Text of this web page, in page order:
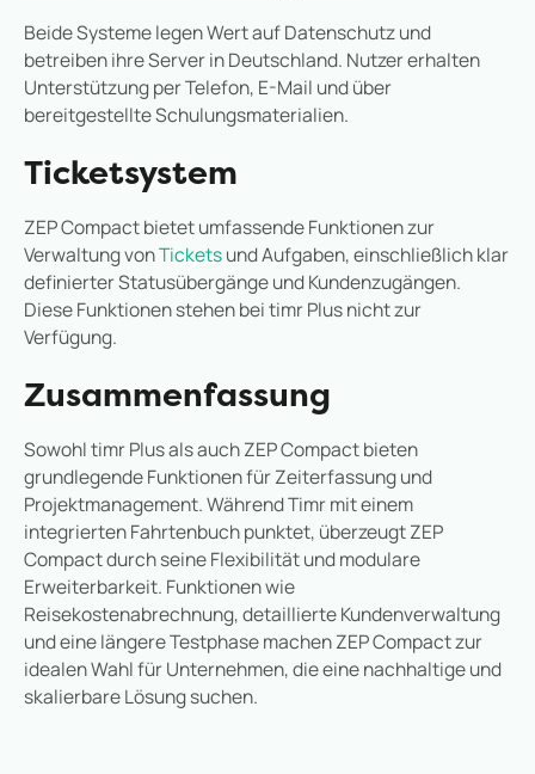
Beide Systeme legen Wert auf Datenschutz und
betreiben ihre Server in Deutschland. Nutzer erhalten
Unterstützung per Telefon, E-Mail und über
bereitgestellte Schulungsmaterialien.
Ticketsystem
ZEP Compact bietet umfassende Funktionen zur
Verwaltung vonTicketsund Aufgaben, einschließlich klar
definierter Statusübergänge und Kundenzugängen.
Diese Funktionen stehen bei timr Plus nicht zur
Verfügung.
Zusammenfassung
Sowohl timr Plus als auch ZEP Compact bieten
grundlegende Funktionen für Zeiterfassung und
Projektmanagement. Während Timr mit einem
integrierten Fahrtenbuch punktet, überzeugt ZEP
Compact durch seine Flexibilität und modulare
Erweiterbarkeit. Funktionen wie
Reisekostenabrechnung, detaillierte Kundenverwaltung
und eine längere Testphase machen ZEP Compact zur
idealen Wahl für Unternehmen, die eine nachhaltige und
skalierbare Lösung suchen.